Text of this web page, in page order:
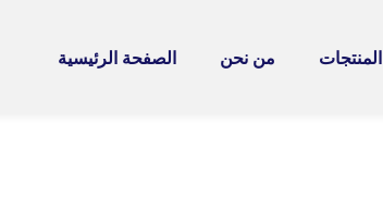
الصفحة الرئيسية من نحن المنتجات